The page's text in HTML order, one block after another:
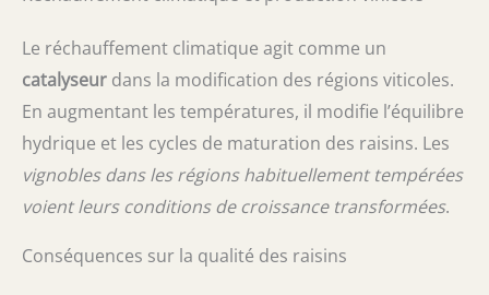
Le réchauffement climatique agit comme un
catalyseur dans la modification des régions viticoles.
En augmentant les températures, il modifie l’équilibre
hydrique et les cycles de maturation des raisins. Les
vignobles dans les régions habituellement tempérées
voient leurs conditions de croissance transformées.
Conséquences sur la qualité des raisins